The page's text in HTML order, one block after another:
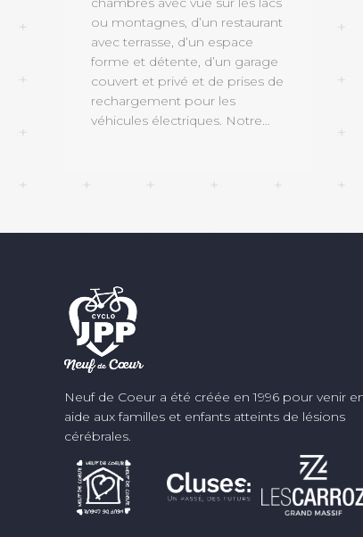
ou montagnes, d’un restaurant
avec terrasse, d’un espace
forme et détente, d’un garage
couvert et privé et de prises de
rechargement pour les
véhicules électriques. Notre…
Neuf de Coeur a été créée en 1996 pour venir
aide aux familles et enfants atteints de lésions
cérébrales.